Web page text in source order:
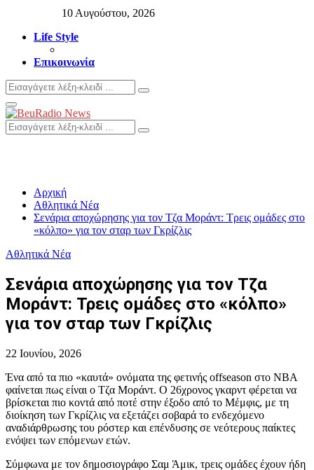
10 Αυγούστου, 2026
Life Style
Επικοινωνία
Search
for:
Search
Primary
Menu
Search
for:
Search
Αρχική
Αθλητικά Νέα
Σενάρια αποχώρησης για τον Τζα Μοράντ: Τρεις ομάδες στο
«κόλπο» για τον σταρ των Γκρίζλις
Αθλητικά Νέα
Σενάρια αποχώρησης για τον Τζα
Μοράντ: Τρεις ομάδες στο «κόλπο»
για τον σταρ των Γκρίζλις
22 Ιουνίου, 2026
Ένα από τα πιο «καυτά» ονόματα της φετινής offseason στο NBA
φαίνεται πως είναι ο Τζα Μοράντ. Ο 26χρονος γκαρντ φέρεται να
βρίσκεται πιο κοντά από ποτέ στην έξοδο από το Μέμφις, με τη
διοίκηση των Γκρίζλις να εξετάζει σοβαρά το ενδεχόμενο
αναδιάρθρωσης του ρόστερ και επένδυσης σε νεότερους παίκτες
ενόψει των επόμενων ετών.
Σύμφωνα με τον δημοσιογράφο Σαμ Άμικ, τρεις ομάδες έχουν ήδη